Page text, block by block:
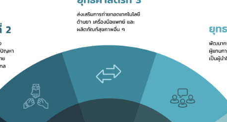
เลือกหัวข้อที่ท่านต้องการ Subscribe